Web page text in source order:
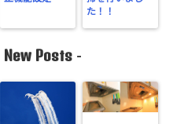
た！！
New Posts -